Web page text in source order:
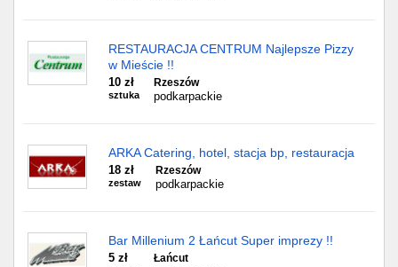
RESTAURACJA CENTRUM Najlepsze Pizzy
w Mieście !!
10 zł
sztuka
Rzeszów
podkarpackie
ARKA Catering, hotel, stacja bp, restauracja
18 zł
zestaw
Rzeszów
podkarpackie
Bar Millenium 2 Łańcut Super imprezy !!
5 zł Łańcut